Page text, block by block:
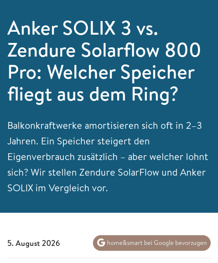
Anker SOLIX 3 vs.
Zendure Solarflow 800
Pro: Welcher Speicher
fliegt aus dem Ring?
Balkonkraftwerke amortisieren sich oft in 2–3
Jahren. Ein Speicher steigert den
Eigenverbrauch zusätzlich – aber welcher lohnt
sich? Wir stellen Zendure SolarFlow und Anker
SOLIX im Vergleich vor.
5. August 2026 home&smart bei Google bevorzugen